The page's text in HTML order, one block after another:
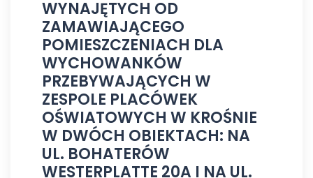
WYNAJĘTYCH OD
ZAMAWIAJĄCEGO
POMIESZCZENIACH DLA
WYCHOWANKÓW
PRZEBYWAJĄCYCH W
ZESPOLE PLACÓWEK
OŚWIATOWYCH W KROŚNIE
W DWÓCH OBIEKTACH: NA
UL. BOHATERÓW
WESTERPLATTE 20A I NA UL.